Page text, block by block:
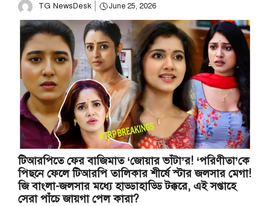
TG NewsDesk June 25, 2026
টিআরপিতে ফের বাজিমাত ‘জোয়ার ভাঁটা’র! ‘পরিণীতা’কে
পিছনে ফেলে টিআরপি তালিকার শীর্ষে স্টার জলসার মেগা!
জি বাংলা-জলসার মধ্যে হাড্ডাহাড্ডি টক্করে, এই সপ্তাহে
সেরা পাঁচে জায়গা পেল কারা?